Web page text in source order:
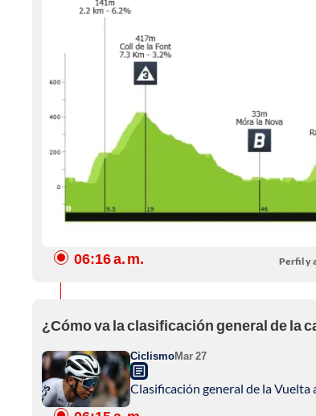
Perfil y
06:16 a. m.
¿Cómo va la clasificación general de la
CiclismoMar 27
Clasificación general de la